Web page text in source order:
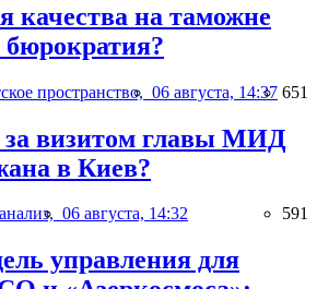
качества на таможне
пространство, 06 августа, 14:37 651
за визитом главы МИД
в Киев?
06 августа, 14:32 591
управления для